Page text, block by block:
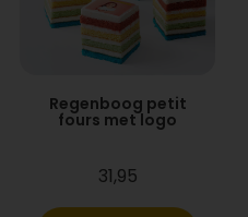
Regenboog petit
fours met logo
31,95